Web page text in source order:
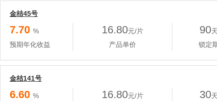
金桔45号
7.70 %
预期年化收益
16.80元/片
产品单价
90
锁定
金桔141号
6.60 %
16.80元/片
30